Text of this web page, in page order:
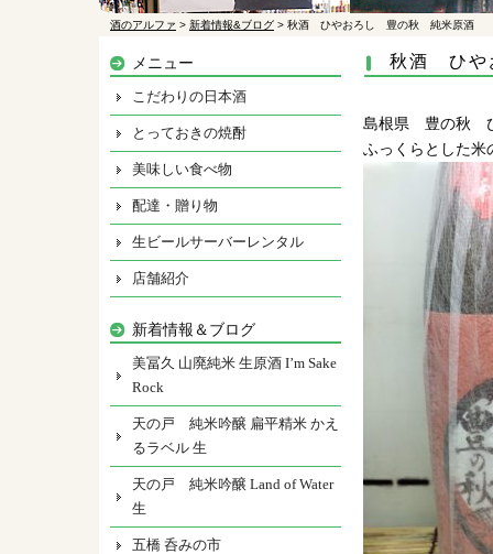
酒のアルファ > 新着情報&ブログ > 秋酒 ひやおろし 豊の秋 純米原酒
秋酒 ひや
島根県 豊の秋
ふっくらとした米
メニュー
こだわりの日本酒
とっておきの焼酎
美味しい食べ物
配達・贈り物
生ビールサーバーレンタル
店舗紹介
新着情報＆ブログ
美冨久 山廃純米 生原酒 I’m Sake
Rock
天の戸 純米吟醸 扁平精米 かえ
るラベル 生
天の戸 純米吟醸 Land of Water
生
五橋 呑みの市